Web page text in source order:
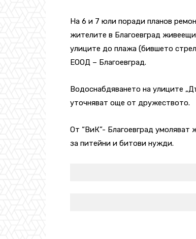
На 6 и 7 юли поради планов
жителите в Благоевград
улиците до плажа (бившето
ЕООД – Благоевград.
Водоснабдяването на улиците
уточняват още от дружеството.
От “ВиК”- Благоевград
за питейни и битови нужди.